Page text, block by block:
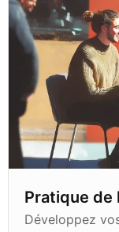
Pratique de
Développez